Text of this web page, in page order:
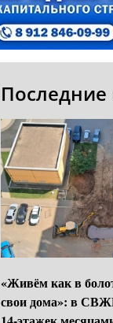
Последние
«Живём как в
свои дома»: в